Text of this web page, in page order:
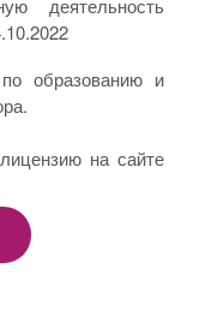
деятельность
образованию и
на сайте